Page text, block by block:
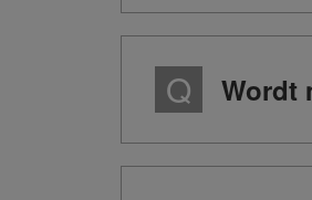
Wordt